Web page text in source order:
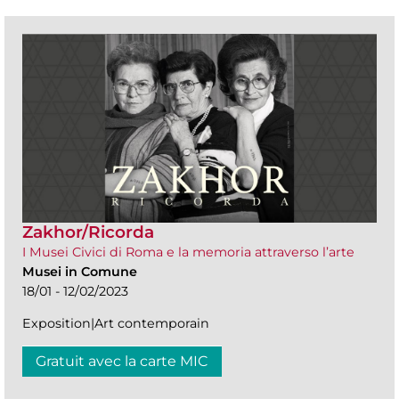
Zakhor/Ricorda
I Musei Civici di Roma e la memoria attraverso l’arte
Musei in Comune
18/01 - 12/02/2023
Exposition|Art contemporain
Gratuit avec la carte MIC